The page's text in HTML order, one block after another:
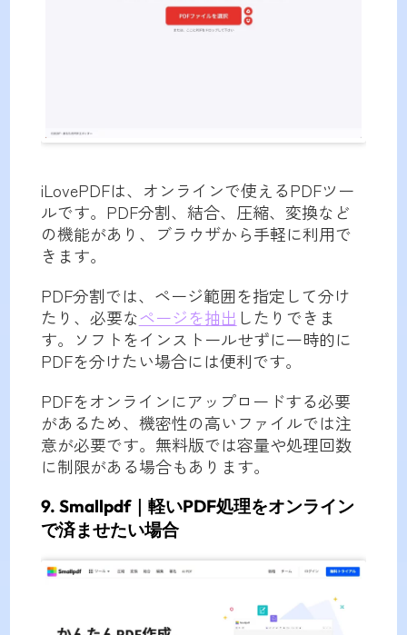
iLovePDFは、オンラインで使えるPDFツー
ルです。PDF分割、結合、圧縮、変換など
の機能があり、ブラウザから手軽に利用で
きます。
PDF分割では、ページ範囲を指定して分け
たり、必要なページを抽出 したりできま
す。ソフトをインストールせずに一時的に
PDFを分けたい場合には便利です。
PDFをオンラインにアップロードする必要
があるため、機密性の高いファイルでは注
意が必要です。無料版では容量や処理回数
に制限がある場合もあります。
9. Smallpdf｜軽いPDF処理をオンライン
で済ませたい場合